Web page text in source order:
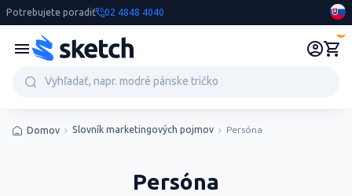
Potrebujete poradiť 02 4848 4040
Domov Slovník marketingových pojmov Persóna
Persóna